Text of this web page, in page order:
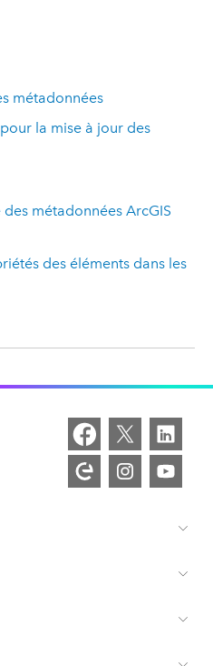
métadonnées
la mise à jour des
métadonnées ArcGIS
des éléments dans les